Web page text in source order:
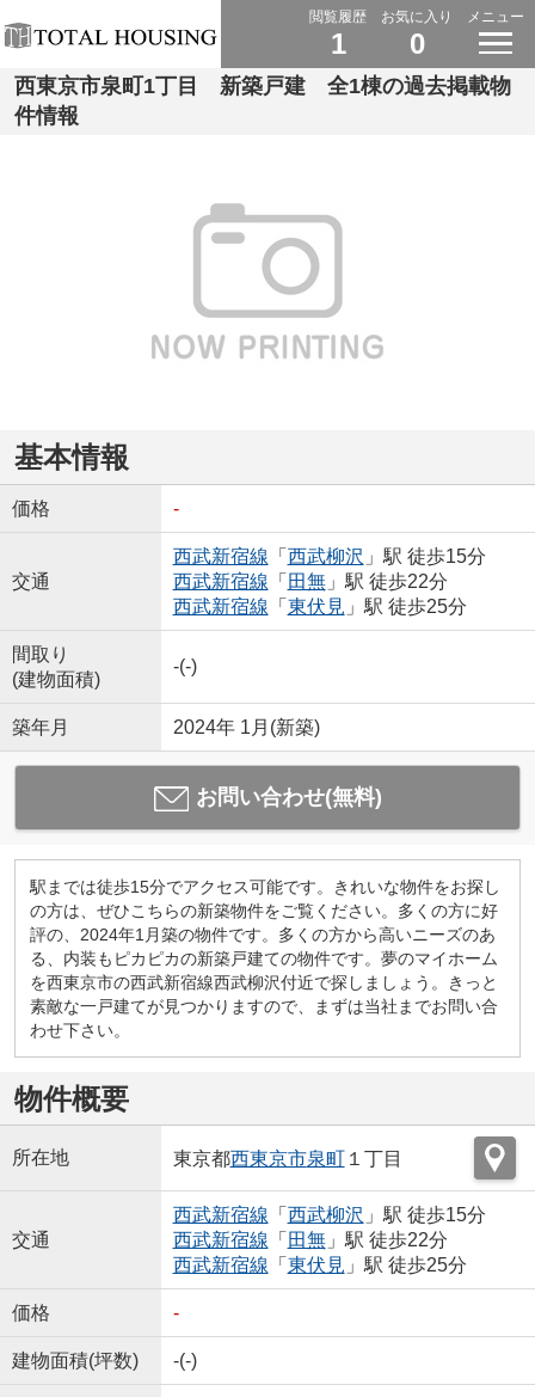
閲覧履歴
1
お気に入り
0
メニュー
西東京市泉町1丁目 新築戸建 全1棟の過去掲載物
件情報
基本情報
価格 -
交通
西武新宿線 「 西武柳沢 」駅 徒歩15分
西武新宿線 「 田無」駅 徒歩22分
西武新宿線 「 東伏見 」駅 徒歩25分
間取り
(建物面積)
-(-)
築年月 2024年 1月(新築)
お問い合わせ(無料)
駅までは徒歩15分でアクセス可能です。きれいな物件をお探し
の方は、ぜひこちらの新築物件をご覧ください。多くの方に好
評の、2024年1月築の物件です。多くの方から高いニーズのあ
る、内装もピカピカの新築戸建ての物件です。夢のマイホーム
を西東京市の西武新宿線西武柳沢付近で探しましょう。きっと
素敵な一戸建てが見つかりますので、まずは当社までお問い合
わせ下さい。
物件概要
所在地 東京都西東京市泉町１丁目
交通
西武新宿線 「 西武柳沢 」駅 徒歩15分
西武新宿線 「 田無」駅 徒歩22分
西武新宿線 「 東伏見 」駅 徒歩25分
価格 -
建物面積(坪数) -(-)